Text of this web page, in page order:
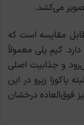
می‌کشد.
مقایسه است که
گیم پلی معمولاً
و جذابیت اصلی
یاکوزا زیرو در این
فوق‌العاده درخشان